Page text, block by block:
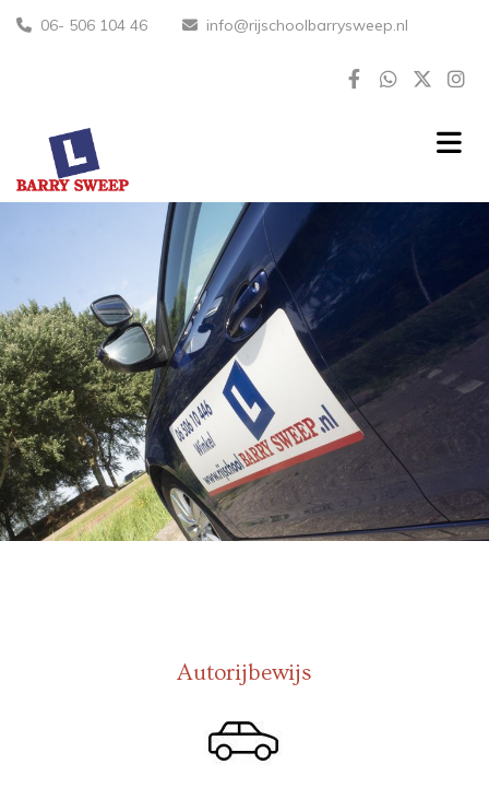
 06- 506 104 46  info@rijschoolbarrysweep.nl
Autorijbewijs